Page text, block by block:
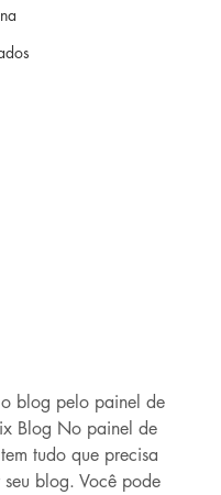
blog pelo painel de
Blog No painel de
tudo que precisa
blog. Você pode